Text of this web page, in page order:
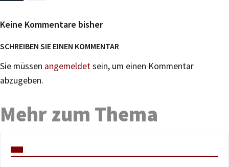
Keine Kommentare bisher
SCHREIBEN SIE EINEN KOMMENTAR
Sie müssen angemeldetsein, um einen Kommentar
abzugeben.
Mehr zum Thema